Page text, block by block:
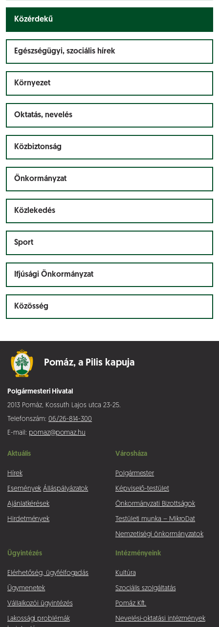
Közérdekű
Egészségügyi, szociális hírek
Környezet
Oktatás, nevelés
Közbiztonság
Önkormányzat
Közlekedés
Sport
Ifjúsági Önkormányzat
Közösség
Pomáz, a Pilis kapuja
Polgármesteri Hivatal
2013 Pomáz, Kossuth Lajos utca 23-25.
Telefonszám: 06/26-814-300
E-mail: pomaz@pomaz.hu
Aktuális
Hírek
Események Álláspályázatok
Ajánlatkérések
Hirdetmények
Városháza
Polgármester
Képviselő-testület
Önkormányzati Bizottságok
Testületi munka – MikroDat
Nemzetiségi önkormányzatok
Ügyintézés
Elérhetőség, ügyfélfogadás
Ügymenetek
Vállalkozói ügyintézés
Lakossági problémák
Intézményeink
Kultúra
Szociális szolgáltatás
Pomáz Kft.
Nevelési-oktatási intézmények